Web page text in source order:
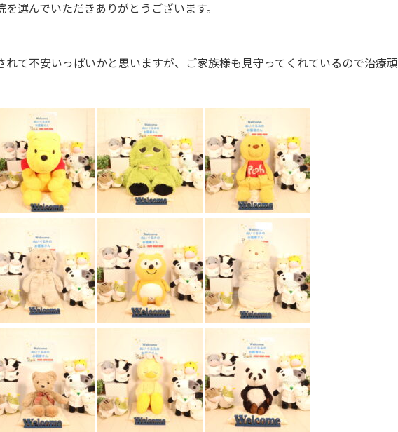
選んでいただきありがとうございます。
れて不安いっぱいかと思いますが、ご家族様も見守ってくれているので治療頑